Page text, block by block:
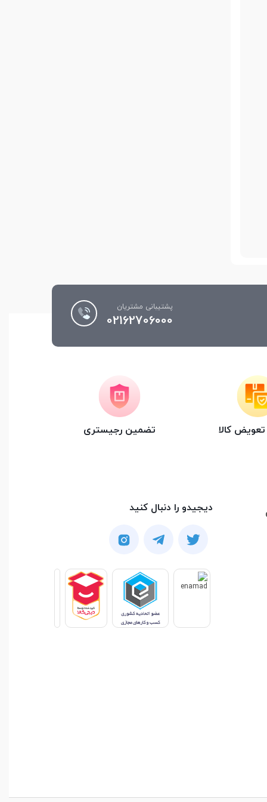
پشتیبانی مشتریان
02162706000
کالا تضمین رجیستری
دیجیدو را دنبال کنید